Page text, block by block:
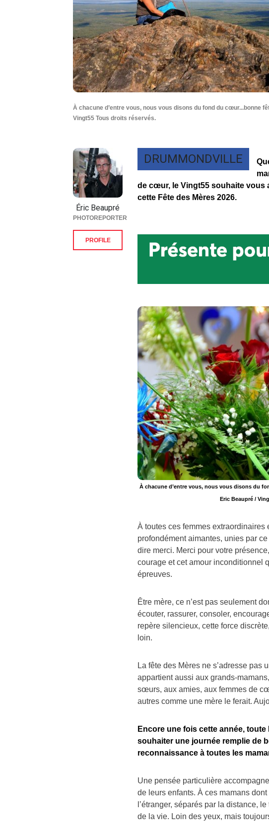
À chacune d’entre vous, nous vous disons du fond du cœur...bonne
Vingt55 Tous droits réservés.
DRUMMONDVILLE
de cœur, le Vingt55 souhaite vous
cette Fête des Mères 2026.
À chacune d’entre vous, nous vous disons du
Eric Beaupré /
À toutes ces femmes
profondément aimantes, unies par
dire merci. Merci pour votre
courage et cet amour inconditionnel
épreuves.
Être mère, ce n’est pas seulement
écouter, rassurer, consoler,
repère silencieux, cette force
loin.
La fête des Mères ne s’adresse
appartient aussi aux grands-
sœurs, aux amies, aux femmes de
autres comme une mère le ferait.
Encore une fois cette année, toute
souhaiter une journée remplie de
reconnaissance à toutes les
Une pensée particulière
de leurs enfants. À ces mamans
l’étranger, séparés par la distance,
de la vie. Loin des yeux, mais
Éric Beaupré
PHOTOREPORTER
PROFILE